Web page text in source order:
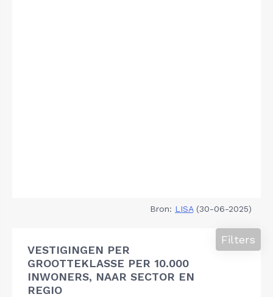
Bron: LISA(30-06-2025)
VESTIGINGEN PER
GROOTTEKLASSE PER 10.000
INWONERS, NAAR SECTOR EN
REGIO
Filters